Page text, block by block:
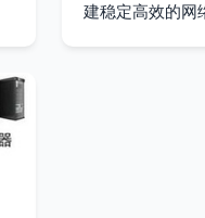
建稳定高效的网